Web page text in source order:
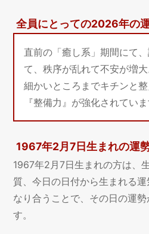
全員にとっての2026年の
直前の「癒し系」期間にて
て、秩序が乱れて不安が増大
細かいところまでキチンと
『整備力』が強化されていま
1967年2月7日生まれの運
1967年2月7日生まれの方は、
質、今日の日付から生まれる
なり合うことで、その日の運
す。